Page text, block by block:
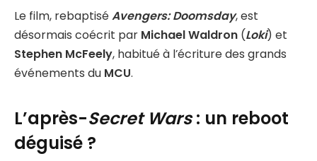
Le film, rebaptiséAvengers: Doomsday, est
désormais coécrit par Michael Waldron (Loki) et
Stephen McFeely, habitué à l’écriture des grands
événements du MCU.
L’après-Secret Wars: un reboot
déguisé ?